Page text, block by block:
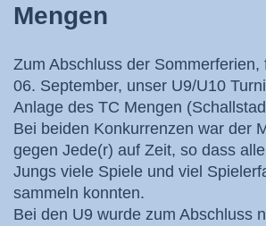
Mengen
Zum Abschluss der Sommerferien,
06. September, unser U9/U10
Anlage des TC Mengen
Bei beiden Konkurrenzen war der
gegen Jede(r) auf Zeit, so dass
Jungs viele Spiele und viel
sammeln konnten.
Bei den U9 wurde zum Abschluss